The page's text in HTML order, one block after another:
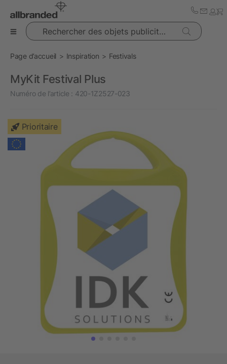
Rechercher des objets publicitaires
Page d’accueil Inspiration Festivals
MyKit Festival Plus
Numéro de l’article : 420-1Z2527-023
Prioritaire